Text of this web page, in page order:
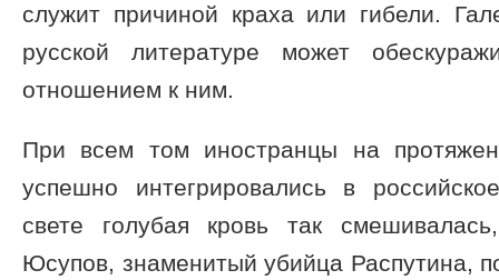
служит причиной краха или гибели.
русской литературе может
отношением к ним.
При всем том иностранцы на
успешно интегрировались в
свете голубая кровь так
Юсупов, знаменитый убийца Распутина,